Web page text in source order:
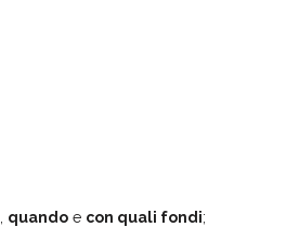
quando e con quali fondi;